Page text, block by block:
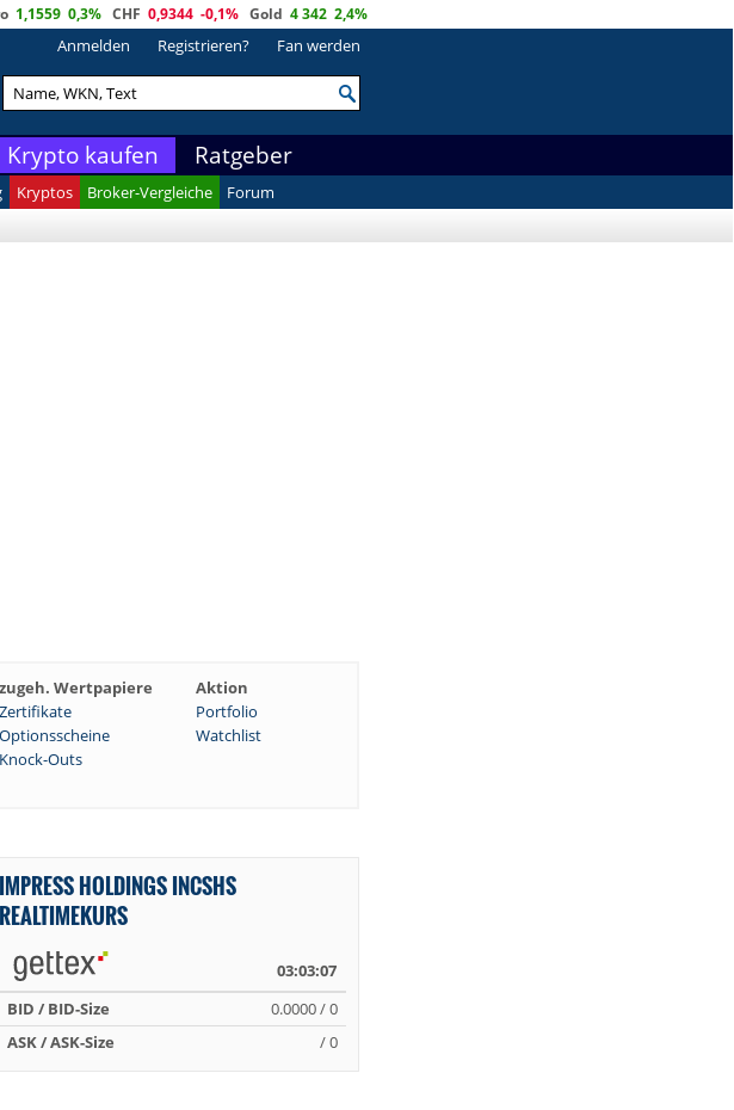
1,1559 0,3% CHF 0,9344 -0,1% Gold 4 342 2,4%
Anmelden Registrieren? Fan werden
Krypto kaufen Ratgeber
Kryptos Broker-Vergleiche
Forum
zugeh. Wertpapiere
Aktion
Zertifikate
Portfolio
Optionsscheine
Watchlist
Knock-Outs
IMPRESS HOLDINGS INCSHS
REALTIMEKURS
03:03:07
BID / BID-Size
0.0000 / 0
ASK / ASK-Size
/ 0